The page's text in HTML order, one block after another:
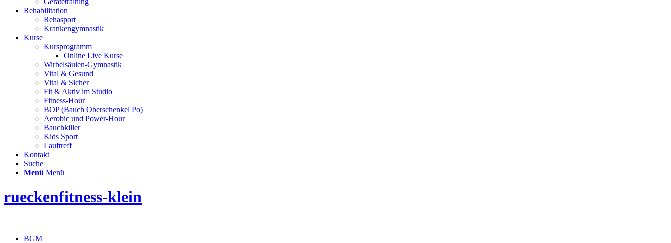
Gerätetraining
Rehabilitation
Rehasport
Krankengymnastik
Kurse
Kursprogramm
Online Live Kurse
Wirbelsäulen-Gymnastik
Vital & Gesund
Vital & Sicher
Fit & Aktiv im Studio
Fitness-Hour
BOP (Bauch Oberschenkel Po)
Aerobic und Power-Hour
Bauchkiller
Kids Sport
Lauftreff
Kontakt
Suche
Menü Menü
rueckenfitness-klein
BGM